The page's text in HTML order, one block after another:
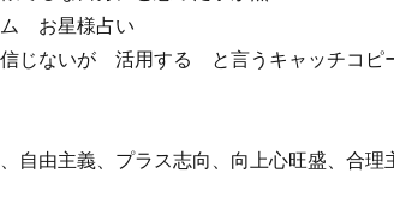
お星様占い
じないが 活用する と言うキャッチコピ
自由主義、プラス志向、向上心旺盛、合理